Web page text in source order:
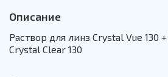
Описание
Раствор для линз Crystal Vue 130
Crystal Clear 130